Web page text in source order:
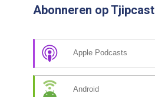
Abonneren op Tjipcast
Apple Podcasts
Android